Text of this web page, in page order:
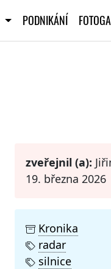
PODNIKÁNÍ
zveřejnil (a):
19. března 2026
Kronika
radar
silnice